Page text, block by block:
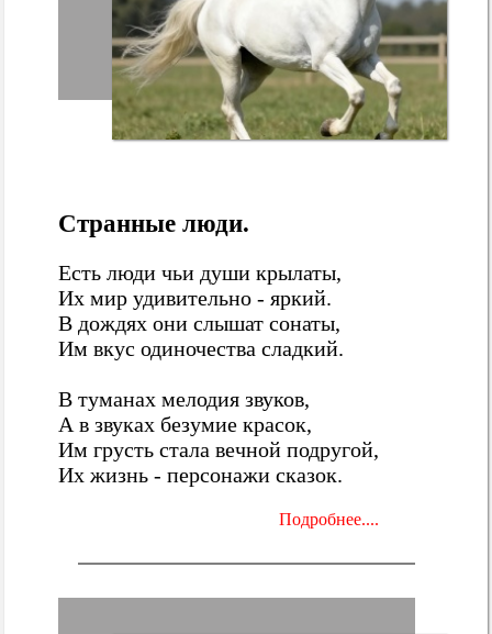
Странные люди.
Есть люди чьи души крылаты,
Их мир удивительно - яркий.
В дождях они слышат сонаты,
Им вкус одиночества сладкий.
В туманах мелодия звуков,
А в звуках безумие красок,
Им грусть стала вечной подругой,
Их жизнь - персонажи сказок.
Подробнее....